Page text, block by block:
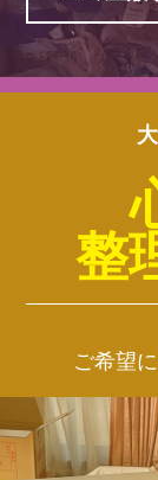
整
ご希望